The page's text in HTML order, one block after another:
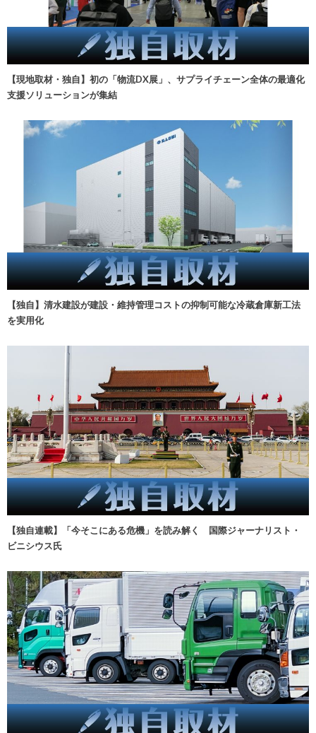
【現地取材・独自】初の「物流DX展」、サプライチェーン全体の最適化
支援ソリューションが集結
【独自】清水建設が建設・維持管理コストの抑制可能な冷蔵倉庫新工法
を実用化
【独自連載】「今そこにある危機」を読み解く 国際ジャーナリスト・
ビニシウス氏